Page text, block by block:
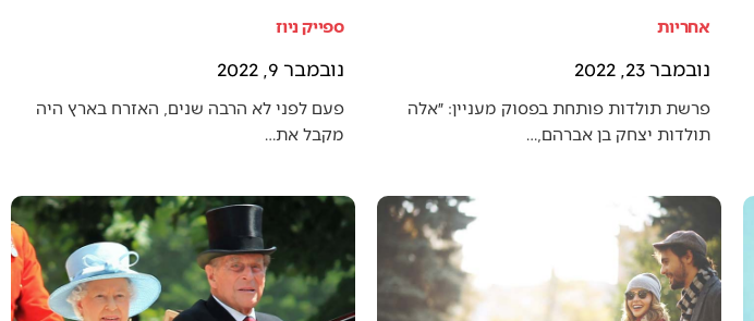
אחריות
נובמבר 23, 2022
פרשת תולדות פותחת בפסוק מעניין: ״אלה
תולדות יצחק בן אברהם,…
ספייק ניוז
נובמבר 9, 2022
פעם לפני לא הרבה שנים, האזרח בארץ היה
מקבל את…